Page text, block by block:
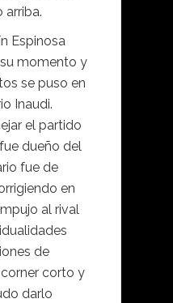
arriba.
Espinosa
momento y
se puso en
Inaudi.
el partido
dueño del
fue de
en
al rival
de
corto y
darlo